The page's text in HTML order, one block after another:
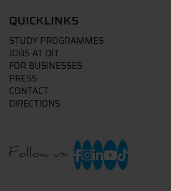
QUICKLINKS
STUDY PROGRAMMES
JOBS AT DIT
FOR BUSINESSES
PRESS
CONTACT
DIRECTIONS
Follow us: